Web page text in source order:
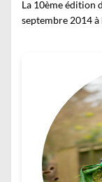
La 10ème édition
septembre 2014